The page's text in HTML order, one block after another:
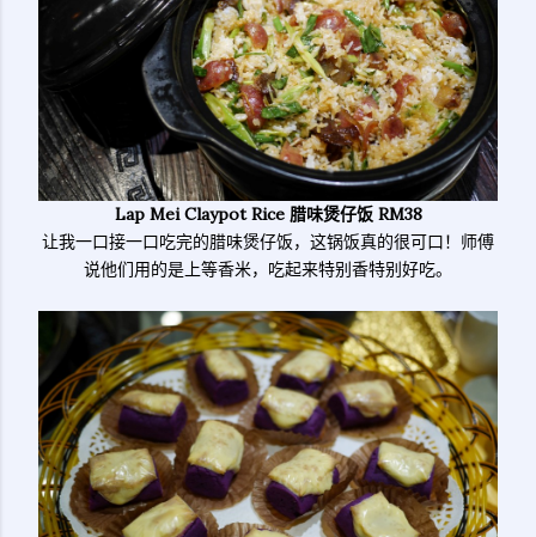
Lap Mei Claypot Rice 腊味煲仔饭 RM38
让我一口接一口吃完的腊味煲仔饭，这锅饭真的很可口！师傅
说他们用的是上等香米，吃起来特别香特别好吃。